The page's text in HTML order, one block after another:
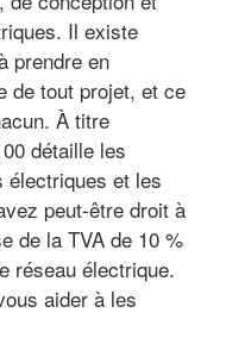
Il existe
prendre en
de tout projet, et ce
À titre
détaille les
et les
peut-être droit à
de la TVA de 10 %
réseau électrique.
aider à les